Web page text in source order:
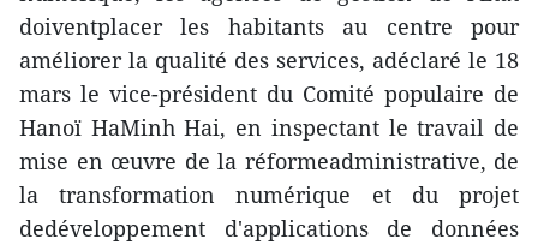
doiventplacer les habitants au centre pour
améliorer la qualité des services, adéclaré le 18
mars le vice-président du Comité populaire de
Hanoï HaMinh Hai, en inspectant le travail de
mise en œuvre de la réformeadministrative, de
la transformation numérique et du projet
dedéveloppement d'applications de données